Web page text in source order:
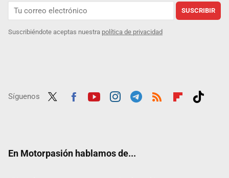
SUSCRIBIR
Suscribiéndote aceptas nuestra política de privacidad
Síguenos
En Motorpasión hablamos de...